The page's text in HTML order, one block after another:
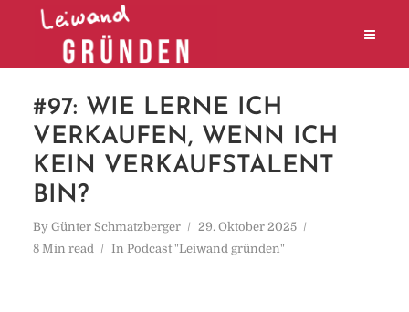
#97: WIE LERNE ICH
VERKAUFEN, WENN ICH
KEIN VERKAUFSTALENT
BIN?
By Günter Schmatzberger
29. Oktober 2025
8 Min read
In Podcast "Leiwand gründen"